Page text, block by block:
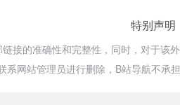
特别声明
接的准确性和完整性，同时，对于
网站管理员进行删除，B站导航不承担